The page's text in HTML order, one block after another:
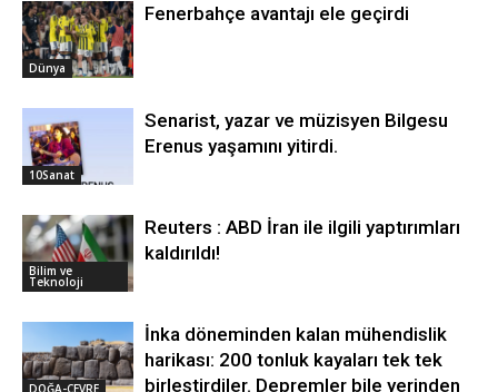
Dünya
Fenerbahçe avantajı ele geçirdi
10Sanat
Senarist, yazar ve müzisyen Bilgesu
Erenus yaşamını yitirdi.
Bilim ve
Teknoloji
Reuters : ABD İran ile ilgili yaptırımları
kaldırıldı!
DOĞA-ÇEVRE
İnka döneminden kalan mühendislik
harikası: 200 tonluk kayaları tek tek
birleştirdiler. Depremler bile yerinden